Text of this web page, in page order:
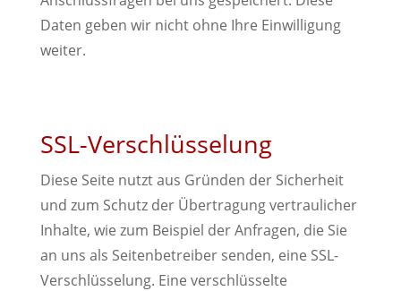
Daten geben wir nicht ohne Ihre Einwilligung
weiter.
SSL-Verschlüsselung
Diese Seite nutzt aus Gründen der Sicherheit
und zum Schutz der Übertragung vertraulicher
Inhalte, wie zum Beispiel der Anfragen, die Sie
an uns als Seitenbetreiber senden, eine SSL-
Verschlüsselung. Eine verschlüsselte